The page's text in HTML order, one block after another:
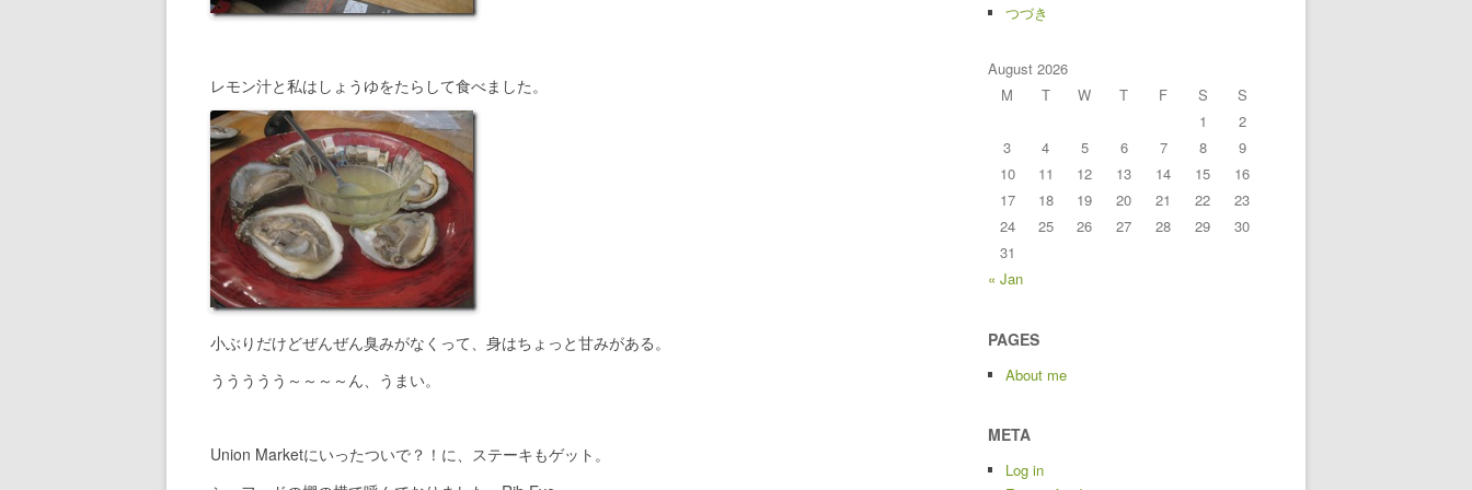
レモン汁と私はしょうゆをたらして食べました。
小ぶりだけどぜんぜん臭みがなくって、身はちょっと甘みがある。
ううううう～～～～ん、うまい。
Union Marketにいったついで？！に、ステーキもゲット。
つづき
August 2026
M
T W T F S
S
1
2
3
4 5 6 7 8
9
10
11 12 13 14 15
16
17
18 19 20 21 22
23
24
25 26 27 28 29
30
31
« Jan
PAGES
About me
META
Log in